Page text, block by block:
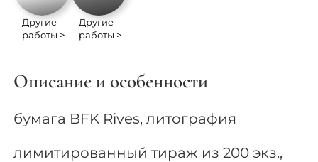
Другие
работы >
Другие
работы >
Описание и особенности
бумага BFK Rives, литография
лимитированный тираж из 200 экз.,